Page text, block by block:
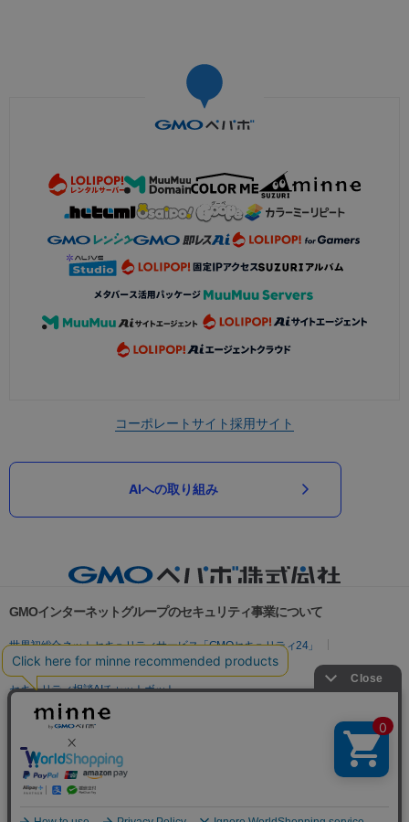
コーポレートサイト採用サイト
AIへの取り組み
GMOインターネットグループのセキュリティ事業について
世界初総合ネットセキュリティサービス「GMOセキュリティ24」
パスワード漏洩診断
Webサイトリスク診断
セキュリティ相談AIチャットボット
実在証明・盗聴対策
サイバー攻撃対策（GMO Flatt Security）
セキュリティ事業の軌跡